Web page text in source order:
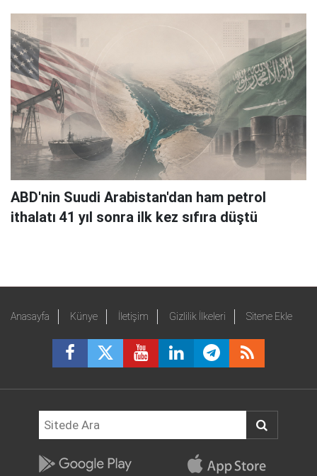
ABD'nin Suudi Arabistan'dan ham petrol
ithalatı 41 yıl sonra ilk kez sıfıra düştü
Anasayfa Künye İletişim Gizlilik İlkeleri Sitene Ekle